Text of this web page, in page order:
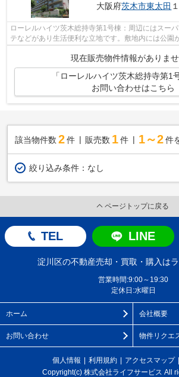
大阪府茨木市東太田
ローレルハイツ茨木総持寺第1号棟：周辺にはスー
テなどがあり生活便利な立地です。敷地内には公園
現在販売物件情報がありませ
「ローレルハイツ茨木総持寺第1
お問い合わせはこちら
該当物件数 2件 販売数 1 件 1～2 件
絞り込み条件： なし
ページトップに戻る
TEL LINE
淀川区の不動産売却・買取・購入は
営業時間:9:00～19:30
定休日:水曜日
ホーム 会社概要
お問い合わせ 物件リクエ
個人情報 利用規約 アクセスマップ
Copyright(c) 株式会社ライフサービス All